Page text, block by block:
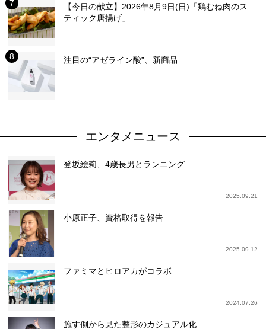
【今日の献立】2026年8月9日(日)「鶏むね肉のス
ティック唐揚げ」
注目の“アゼライン酸”、新商品
エンタメニュース
登坂絵莉、4歳長男とランニング
2025.09.21
小原正子、資格取得を報告
2025.09.12
ファミマとヒロアカがコラボ
2024.07.26
施す側から見た整形のカジュアル化